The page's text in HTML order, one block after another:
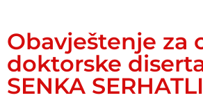
Obavještenje za
doktorske
SENKA